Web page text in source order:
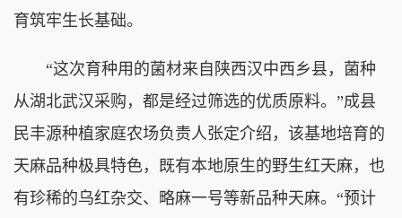
育筑牢生长基础。
“这次育种用的菌材来自陕西汉中西乡县，菌种
从湖北武汉采购，都是经过筛选的优质原料。”成县
民丰源种植家庭农场负责人张定介绍，该基地培育的
天麻品种极具特色，既有本地原生的野生红天麻，也
有珍稀的乌红杂交、略麻一号等新品种天麻。“预计